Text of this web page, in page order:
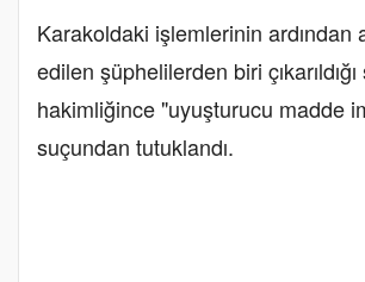
Karakoldaki işlemlerinin ardından
edilen şüphelilerden biri
hakimliğince "uyuşturucu madde
suçundan tutuklandı.